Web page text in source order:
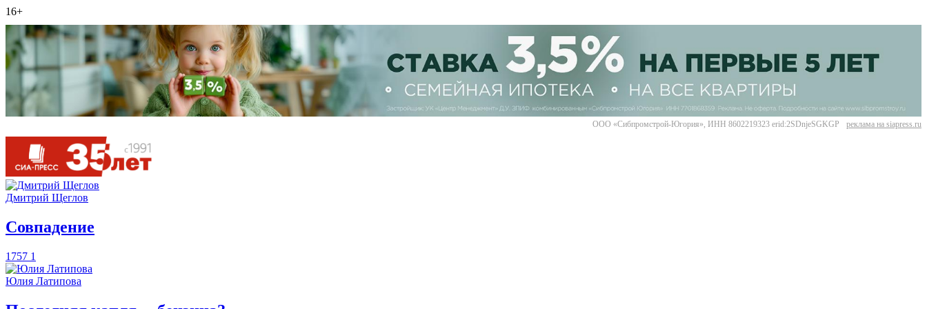
16+
ООО «Сибпромстрой-Югория», ИНН 8602219323 erid:2SDnjeSGKGP реклама на siapress.ru
Дмитрий Щеглов
​Совпадение
1757 1
Юлия Латипова